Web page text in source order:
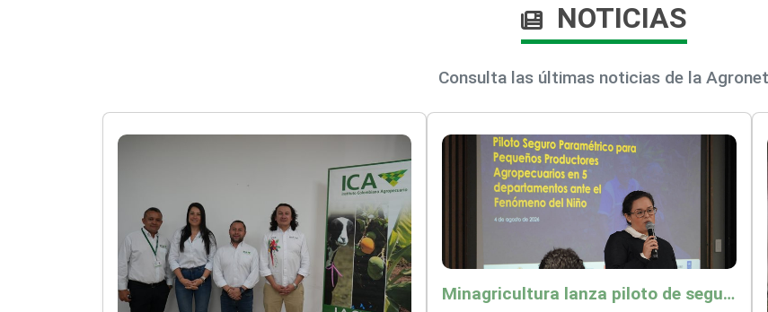
NOTICIAS
Consulta las últimas noticias de la Agronet
Minagricultura lanza piloto de seguro agropecuario por $9.625 millones para proteger a más de 14.000 pequeños productores contra riesgos del Fenómeno de El Niño